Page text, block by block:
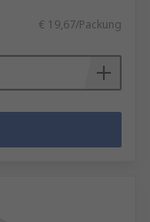
€ 19,67/Packung